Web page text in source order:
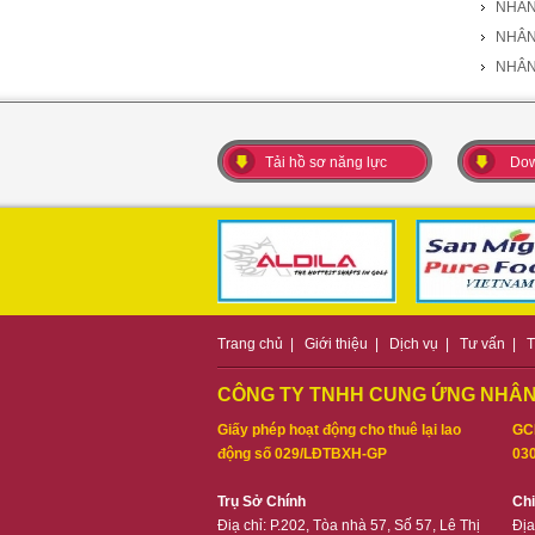
Tải hồ sơ năng lực
Trang chủ Giới thiệu Dịch vụ Tư vấn
CÔNG TY TNHH CUNG ỨNG
Giấy phép hoạt động cho thuê lại lao
động số 029/LĐTBXH-GP
Trụ Sở Chính
Điạ chỉ: P.202, Tòa nhà 57, Số 57, Lê Thị